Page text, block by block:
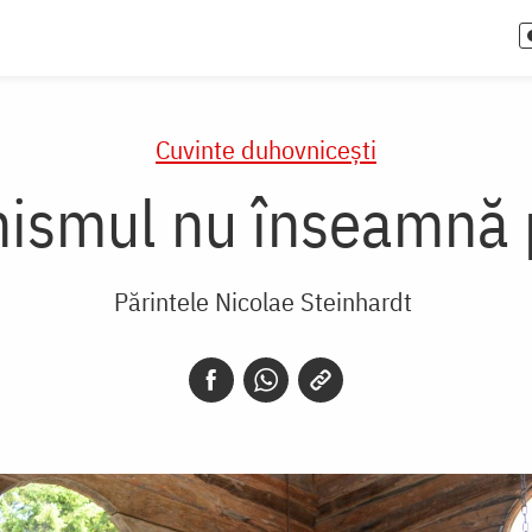
Cuvinte duhovnicești
nu înseamnă
Părintele Nicolae Steinhardt